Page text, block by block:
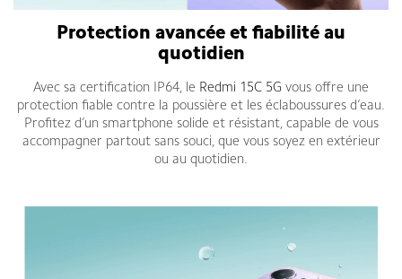
Protection avancée et fiabilité au
quotidien
Avec sa certification IP64, le Redmi 15C 5G vous offre une
protection fiable contre la poussière et les éclaboussures d’eau.
Profitez d’un smartphone solide et résistant, capable de vous
accompagner partout sans souci, que vous soyez en extérieur
ou au quotidien.